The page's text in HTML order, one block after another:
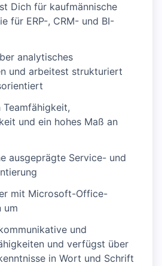
Dich für kaufmännische
für ERP-, CRM- und BI-
analytisches
und arbeitest strukturiert
Teamfähigkeit,
und ein hohes Maß an
ausgeprägte Service- und
mit Microsoft-Office-
um
und
und verfügst über
in Wort und Schrift